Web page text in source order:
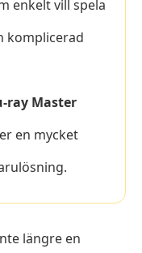
enkelt vill spela
komplicerad
ray Master
en mycket
längre en